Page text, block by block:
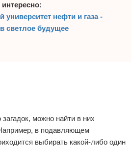
университет нефти и газа -
светлое будущее
можно найти в них
в подавляющем
выбирать какой-либо один